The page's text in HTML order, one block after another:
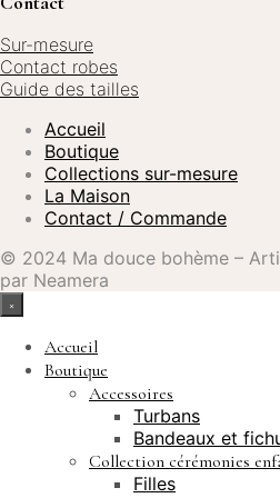
Sur-mesure
Contact robes
Guide des tailles
Accueil
Boutique
Collections sur-mesure
La Maison
Contact / Commande
© 2024 Ma douce bohème –
par Neamera
×
Accueil
Boutique
Accessoires
Turbans
Bandeaux et
Collection cérémonies
Filles